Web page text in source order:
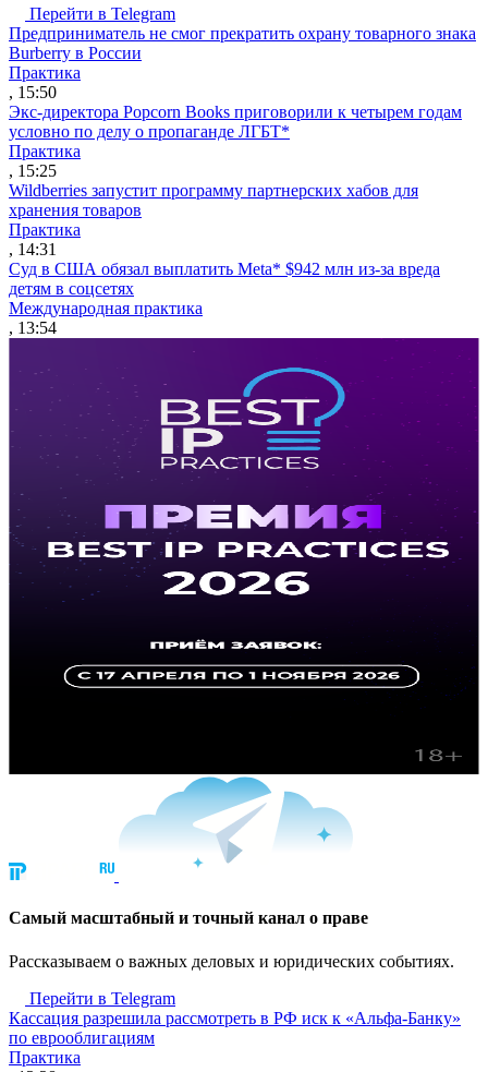
Перейти в Telegram
Предприниматель не смог прекратить охрану товарного знака
Burberry в России
Практика
, 15:50
Экс-директора Popcorn Books приговорили к четырем годам
условно по делу о пропаганде ЛГБТ*
Практика
, 15:25
Wildberries запустит программу партнерских хабов для
хранения товаров
Практика
, 14:31
Суд в США обязал выплатить Meta* $942 млн из-за вреда
детям в соцсетях
Международная практика
, 13:54
Cамый масштабный и точный канал о праве
Рассказываем о важных деловых и юридических событиях.
Перейти в Telegram
Кассация разрешила рассмотреть в РФ иск к «Альфа-Банку»
по еврооблигациям
Практика